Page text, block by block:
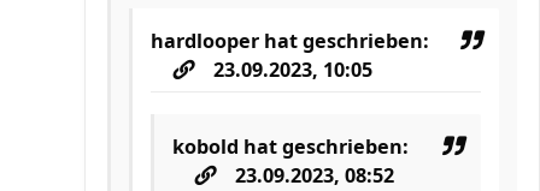
hardlooper hat geschrieben:
23.09.2023, 10:05
kobold hat geschrieben:
23.09.2023, 08:52